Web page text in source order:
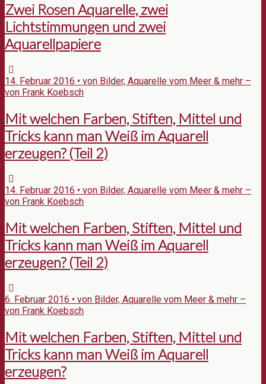
Zwei Rosen Aquarelle, zwei
Lichtstimmungen und zwei
Aquarellpapiere
14. Februar 2016 • von Bilder, Aquarelle vom Meer & mehr –
von Frank Koebsch
Mit welchen Farben, Stiften, Mittel und
Tricks kann man Weiß im Aquarell
erzeugen? (Teil 2)
14. Februar 2016 • von Bilder, Aquarelle vom Meer & mehr –
von Frank Koebsch
Mit welchen Farben, Stiften, Mittel und
Tricks kann man Weiß im Aquarell
erzeugen? (Teil 2)
6. Februar 2016 • von Bilder, Aquarelle vom Meer & mehr –
von Frank Koebsch
Mit welchen Farben, Stiften, Mittel und
Tricks kann man Weiß im Aquarell
erzeugen?